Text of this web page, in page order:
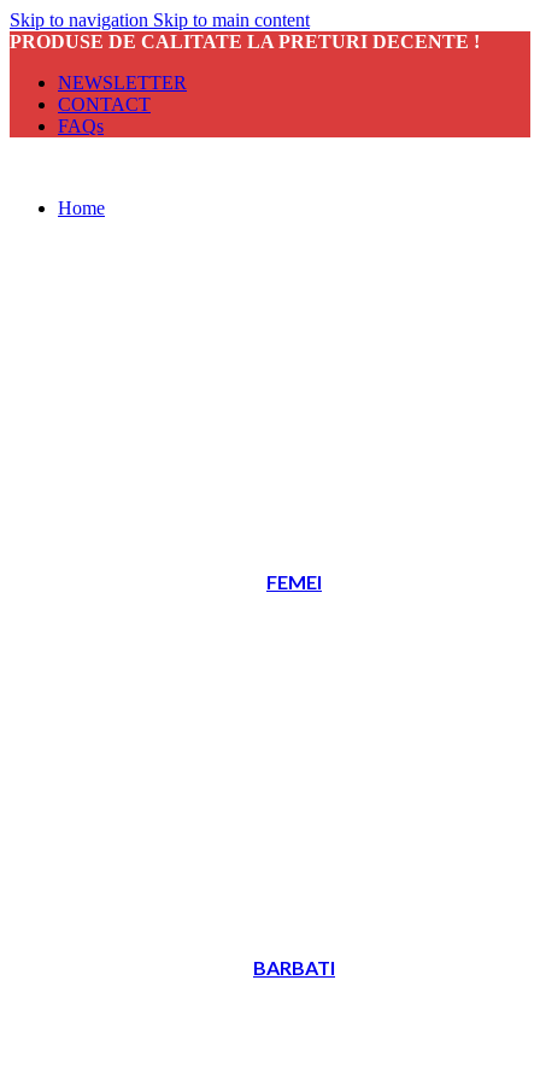
Skip to navigation Skip to main content
PRODUSE DE CALITATE LA PRETURI DECENTE !
NEWSLETTER
CONTACT
FAQs
Home
FEMEI
BARBATI